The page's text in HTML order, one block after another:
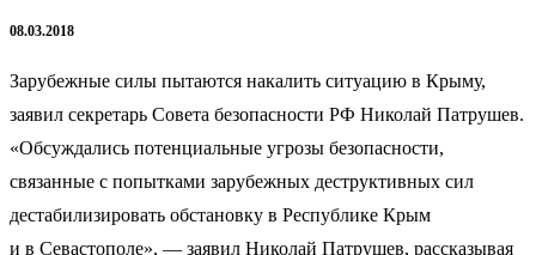
08.03.2018
Зарубежные силы пытаются накалить ситуацию в Крыму,
заявил секретарь Совета безопасности РФ Николай Патрушев.
«Обсуждались потенциальные угрозы безопасности,
связанные с попытками зарубежных деструктивных сил
дестабилизировать обстановку в Республике Крым
и в Севастополе», — заявил Николай Патрушев, рассказывая